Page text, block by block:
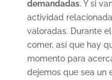
demandadas. Y si
actividad
valoradas. Durante
comer, así que hay
momento para
dejemos que sea un